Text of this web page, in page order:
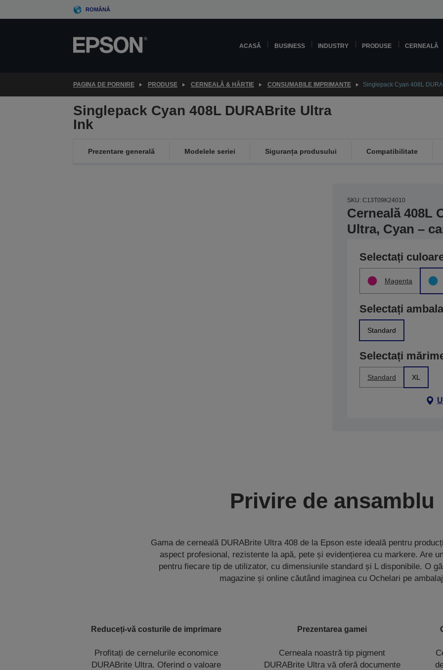
to
ROMÂNĂ
ACASĂ BUSINESS INDUSTRY PRODUSE CERNEALĂ
PAGINA DE PORNIRE PRODUSE CERNEALĂ & HÂRTIE CONSUMABILE IMPRIMANTE Singlepack Cyan 408L
Singlepack Cyan 408L DURABrite Ultra
Ink
Prezentare generală Modelele seriei Siguranța produsului Compatibilitate
SKU: C13T09K24010
Cerneală 408L
Ultra, Cyan –
Selectați
Magenta
Selectați
Standard
Selectați
Standard XL
Privire de ansamblu
Gama de cerneală DURABrite Ultra 408 de la Epson este ideală pentru
aspect profesional, rezistente la apă, pete și evidențierea cu markere. Are
pentru fiecare tip de utilizator, cu dimensiunile standard și L disponibile. O
magazine și online căutând imaginea cu Ochelari pe
Reduceți-vă costurile de imprimare
Profitați de cernelurile economice
DURABrite Ultra. Oferind o valoare
Prezentarea gamei
Cerneala noastră tip pigment
DURABrite Ultra vă oferă documente